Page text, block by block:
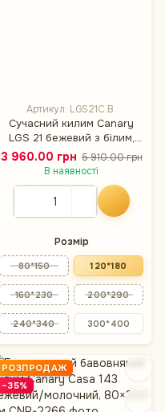
Артикул: LGS21C.B.
Сучасний килим Canary
LGS 21 бежевий з білим,
120×180 см
3 960.00 грн 5 910.00 грн
В наявності
Розмір
80*150 120*180
160*230 200*290
240*340 300*400
РОЗПРОДАЖ
−35%